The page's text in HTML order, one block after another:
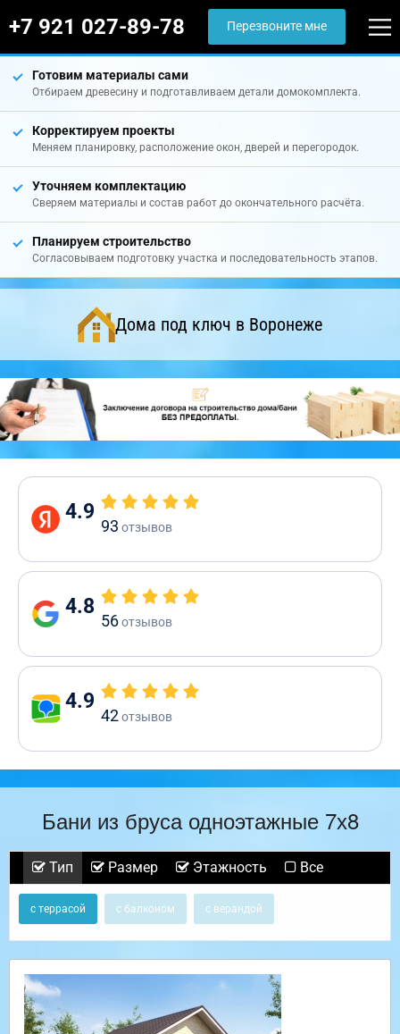
+7 921 027-89-78 Перезвоните мне
Готовим материалы сами
Отбираем древесину и подготавливаем детали домокомплекта.
Корректируем проекты
Меняем планировку, расположение окон, дверей и перегородок.
Уточняем комплектацию
Сверяем материалы и состав работ до окончательного расчёта.
Планируем строительство
Согласовываем подготовку участка и последовательность этапов.
Дома под ключ в Воронеже
4.9
93 отзывов
4.8
56отзывов
4.9
42отзывов
Бани из бруса одноэтажные 7х8
Тип Размер Этажность Все
с террасой с балконом с верандой